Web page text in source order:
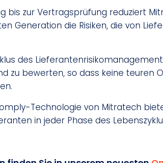
bis zur Vertragsprüfung reduziert
Generation die Risiken, die von
des
zu bewerten, so dass keine teuren
Technologie von Mitratech
in jeder Phase des